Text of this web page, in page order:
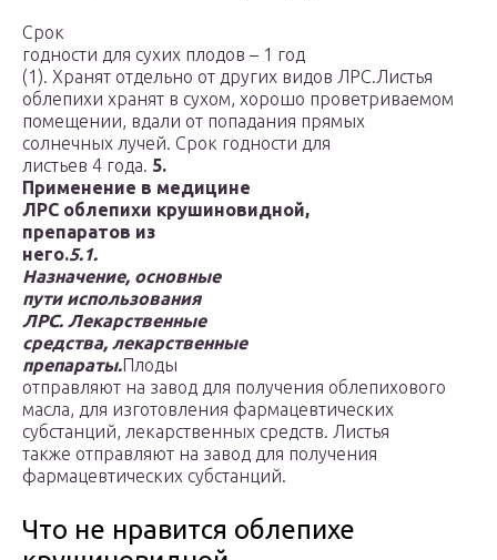
Срок
годности для сухих плодов – 1 год
(1). Хранят отдельно от других видов ЛРС.Листья
облепихи хранят в сухом, хорошо проветриваемом
помещении, вдали от попадания прямых
солнечных лучей. Срок годности для
листьев 4 года. 5.
Применение в медицине
ЛРС облепихи крушиновидной,
препаратов из
него.5.1.
Назначение, основные
пути использования
ЛРС. Лекарственные
средства, лекарственные
препараты.Плоды
отправляют на завод для получения облепихового
масла, для изготовления фармацевтических
субстанций, лекарственных средств. Листья
также отправляют на завод для получения
фармацевтических субстанций.
Что не нравится облепихе